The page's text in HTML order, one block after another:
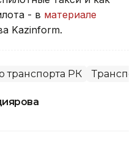
- в материале
Kazinform.
транспорта РК